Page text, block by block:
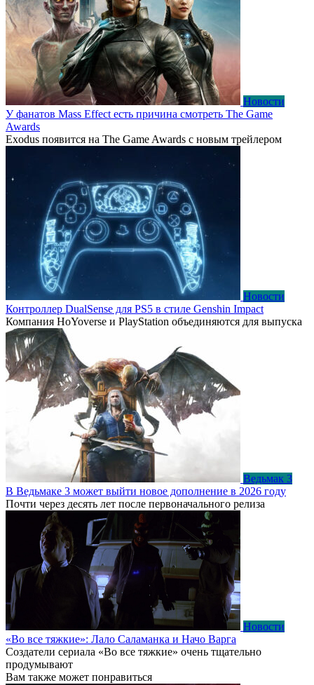
Новости
У фанатов Mass Effect есть причина смотреть The Game
Awards
Exodus появится на The Game Awards с новым трейлером
Новости
Контроллер DualSense для PS5 в стиле Genshin Impact
Компания HoYoverse и PlayStation объединяются для выпуска
Ведьмак 3
В Ведьмаке 3 может выйти новое дополнение в 2026 году
Почти через десять лет после первоначального релиза
Новости
«Во все тяжкие»: Лало Саламанка и Начо Варга
Создатели сериала «Во все тяжкие» очень тщательно
продумывают
Вам также может понравиться